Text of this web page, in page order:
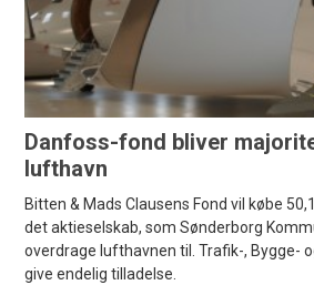
Danfoss-fond bliver
lufthavn
Bitten & Mads Clausens Fond vil købe
det aktieselskab, som Sønderborg
overdrage lufthavnen til. Trafik-, Bygge-
give endelig tilladelse.